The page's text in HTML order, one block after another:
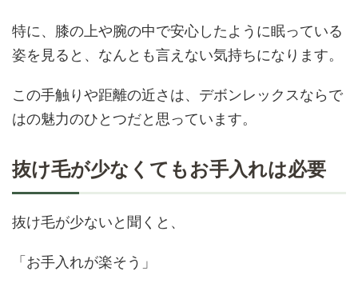
特に、膝の上や腕の中で安心したように眠っている
姿を見ると、なんとも言えない気持ちになります。
この手触りや距離の近さは、デボンレックスならで
はの魅力のひとつだと思っています。
抜け毛が少なくてもお手入れは必要
抜け毛が少ないと聞くと、
「お手入れが楽そう」